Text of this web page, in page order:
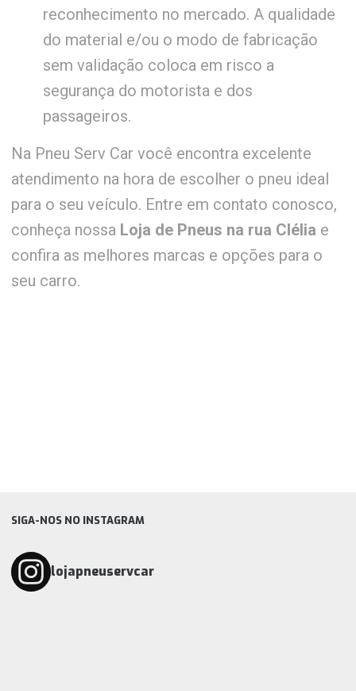
reconhecimento no mercado. A qualidade
do material e/ou o modo de fabricação
sem validação coloca em risco a
segurança do motorista e dos
passageiros.
Na Pneu Serv Car você encontra excelente
atendimento na hora de escolher o pneu ideal
para o seu veículo. Entre em contato conosco,
conheça nossa Loja de Pneus na rua Clélia e
confira as melhores marcas e opções para o
seu carro.
SIGA-NOS NO INSTAGRAM
lojapneuservcar